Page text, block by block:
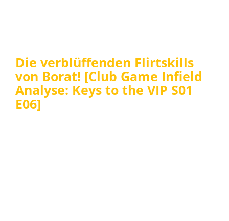
Die verblüffenden Flirtskills
von Borat! [Club Game Infield
Analyse: Keys to the VIP S01
E06]